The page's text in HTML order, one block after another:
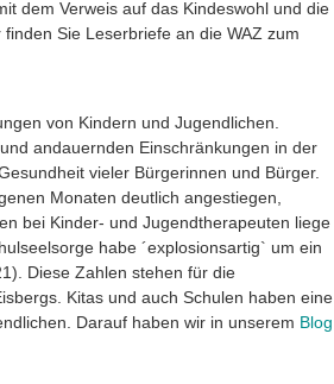
dem Verweis auf das Kindeswohl und die
Sie Leserbriefe an die WAZ zum
von Kindern und Jugendlichen.
andauernden Einschränkungen in der
vieler Bürgerinnen und Bürger.
Monaten deutlich angestiegen,
bei Kinder- und Jugendtherapeuten liege
habe ´explosionsartig` um ein
Diese Zahlen stehen für die
Kitas und auch Schulen haben eine
Darauf haben wir in unserem Blog